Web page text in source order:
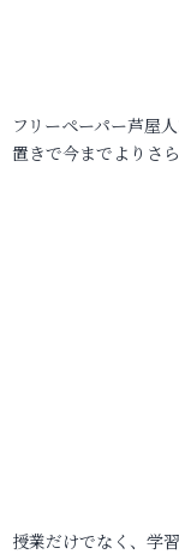
フリーペーパー芦屋
置きで今までよりさ
授業だけでなく、学